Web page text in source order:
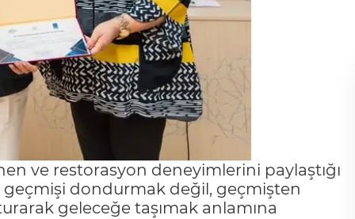
ve restorasyon deneyimlerini paylaştığı
geçmişi dondurmak değil, geçmişten
geleceğe taşımak anlamına